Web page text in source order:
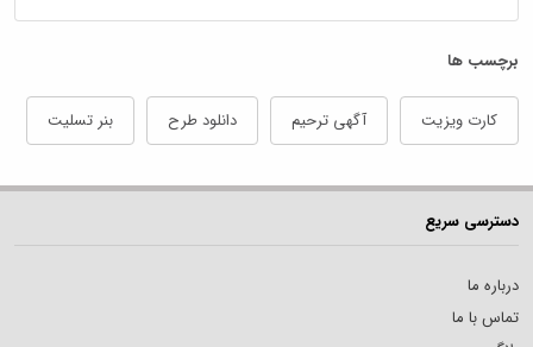
برچسب ها
کارت ویزیت آگهی ترحیم دانلود طرح بنر تسلیت
دسترسی سریع
درباره ما
تماس با ما